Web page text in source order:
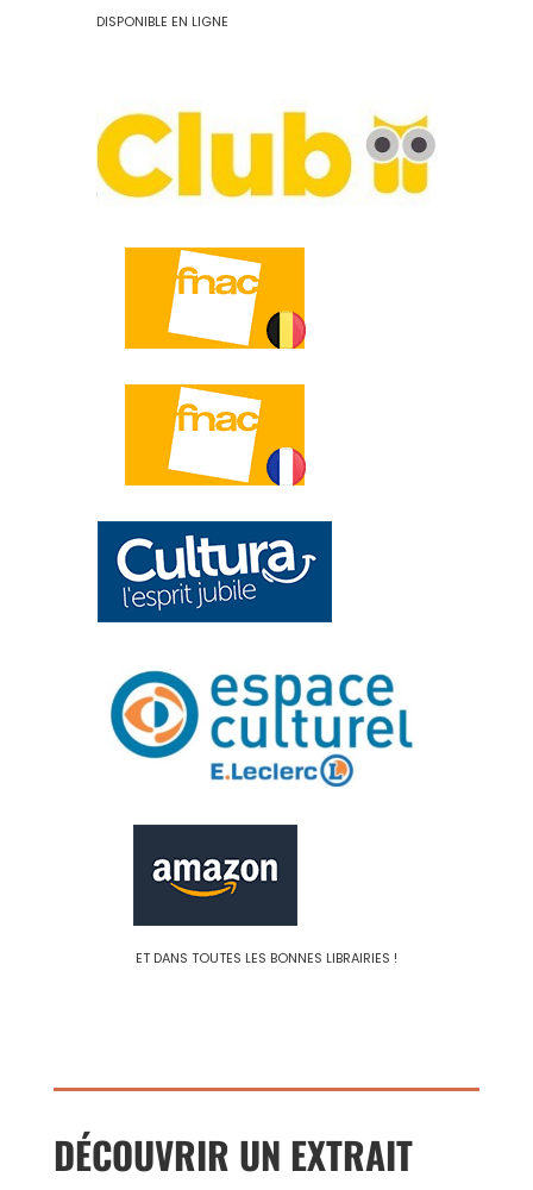
DISPONIBLE EN LIGNE
ET DANS TOUTES LES BONNES LIBRAIRIES !
DÉCOUVRIR UN EXTRAIT